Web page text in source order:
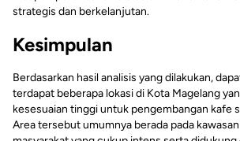
strategis dan berkelanjutan.
Kesimpulan
Berdasarkan hasil analisis yang dilakukan,
terdapat beberapa lokasi di Kota Magelang
kesesuaian tinggi untuk pengembangan kafe
Area tersebut umumnya berada pada